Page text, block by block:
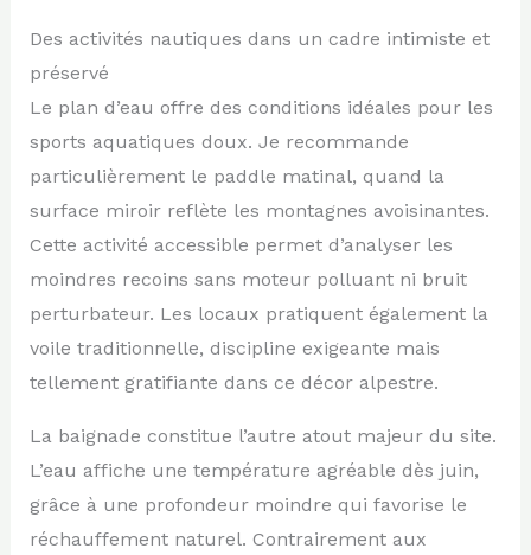
Des activités nautiques dans un cadre intimiste et
préservé
Le plan d’eau offre des conditions idéales pour les
sports aquatiques doux. Je recommande
particulièrement le paddle matinal, quand la
surface miroir reflète les montagnes avoisinantes.
Cette activité accessible permet d’analyser les
moindres recoins sans moteur polluant ni bruit
perturbateur. Les locaux pratiquent également la
voile traditionnelle, discipline exigeante mais
tellement gratifiante dans ce décor alpestre.
La baignade constitue l’autre atout majeur du site.
L’eau affiche une température agréable dès juin,
grâce à une profondeur moindre qui favorise le
réchauffement naturel. Contrairement aux